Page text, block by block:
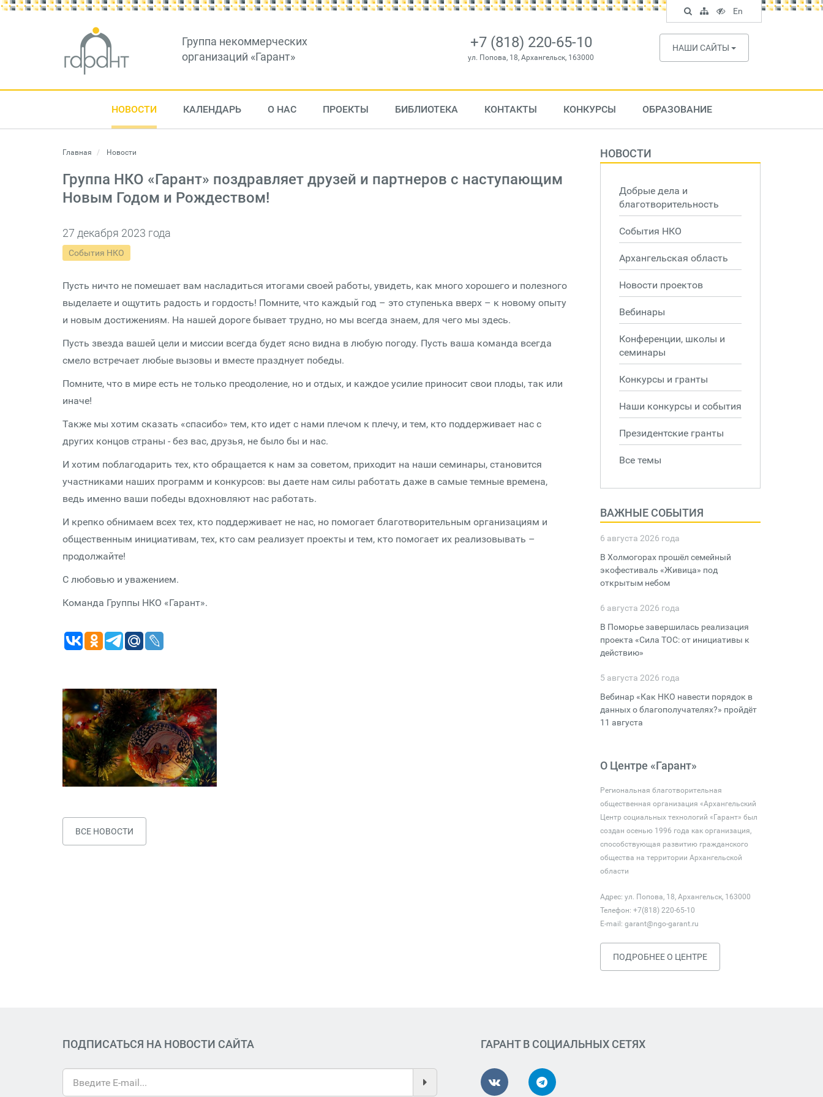
Группа некоммерческих
организаций «Гарант»
+7 (818) 220-65-10
ул. Попова, 18, Архангельск, 163000
НАШИ САЙТЫ
НОВОСТИ КАЛЕНДАРЬ О НАС ПРОЕКТЫ БИБЛИОТЕКА КОНТАКТЫ КОНКУРСЫ ОБРАЗОВАНИЕ
Главная Новости
Группа НКО «Гарант» поздравляет друзей и партнеров с наступающим
Новым Годом и Рождеством!
27 декабря 2023 года
События НКО
Пусть ничто не помешает вам насладиться итогами своей работы, увидеть, как много хорошего и полезного
выделаете и ощутить радость и гордость! Помните, что каждый год – это ступенька вверх – к новому опыту
и новым достижениям. На нашей дороге бывает трудно, но мы всегда знаем, для чего мы здесь.
Пусть звезда вашей цели и миссии всегда будет ясно видна в любую погоду. Пусть ваша команда всегда
смело встречает любые вызовы и вместе празднует победы.
Помните, что в мире есть не только преодоление, но и отдых, и каждое усилие приносит свои плоды, так или
иначе!
Также мы хотим сказать «спасибо» тем, кто идет с нами плечом к плечу, и тем, кто поддерживает нас с
других концов страны - без вас, друзья, не было бы и нас.
И хотим поблагодарить тех, кто обращается к нам за советом, приходит на наши семинары, становится
участниками наших программ и конкурсов: вы даете нам силы работать даже в самые темные времена,
ведь именно ваши победы вдохновляют нас работать.
И крепко обнимаем всех тех, кто поддерживает не нас, но помогает благотворительным организациям и
общественным инициативам, тех, кто сам реализует проекты и тем, кто помогает их реализовывать –
продолжайте!
С любовью и уважением.
Команда Группы НКО «Гарант».
ВСЕ НОВОСТИ
НОВОСТИ
Добрые дела и
благотворительность
События НКО
Архангельская область
Новости проектов
Вебинары
Конференции, школы и
семинары
Конкурсы и гранты
Наши конкурсы и события
Президентские гранты
Все темы
ВАЖНЫЕ СОБЫТИЯ
6 августа 2026 года
В Холмогорах прошёл семейный
экофестиваль «Живица» под
открытым небом
6 августа 2026 года
В Поморье завершилась реализация
проекта «Сила ТОС: от инициативы к
действию»
5 августа 2026 года
Вебинар «Как НКО навести порядок в
данных о благополучателях?» пройдёт
11 августа
О Центре «Гарант»
Региональная благотворительная
общественная организация «Архангельский
Центр социальных технологий «Гарант» был
создан осенью 1996 года как организация,
способствующая развитию гражданского
общества на территории Архангельской
области
Адрес: ул. Попова, 18, Архангельск, 163000
Телефон: +7(818) 220-65-10
E-mail: garant@ngo-garant.ru
ПОДРОБНЕЕ О ЦЕНТРЕ
ПОДПИСАТЬСЯ НА НОВОСТИ САЙТА ГАРАНТ В СОЦИАЛЬНЫХ СЕТЯХ
Поиск
по
сайту
Карта
сайта
Версия
для
слабовидящих
En
English